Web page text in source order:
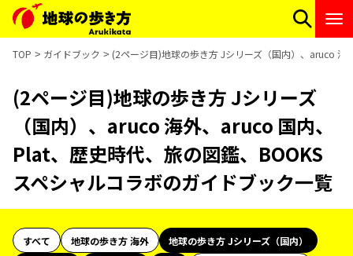
TOP ガイドブック (2ページ目)地球の歩き方 Jシリーズ（国内）、aruco
(2ページ目)地球の歩き方 Jシリーズ
（国内）、aruco 海外、aruco 国内、
Plat、歴史時代、旅の図鑑、BOOKS
スペシャルコラボのガイドブック一覧
すべて 地球の歩き方 海外
地球の歩き方 Jシリーズ（国内）